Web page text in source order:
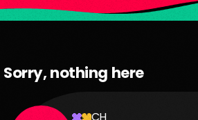
Sorry, nothing here